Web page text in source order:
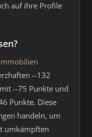
auf ihre Profile
--132
mit --75 Punkte und
Punkte. Diese
handeln, um
umkämpften